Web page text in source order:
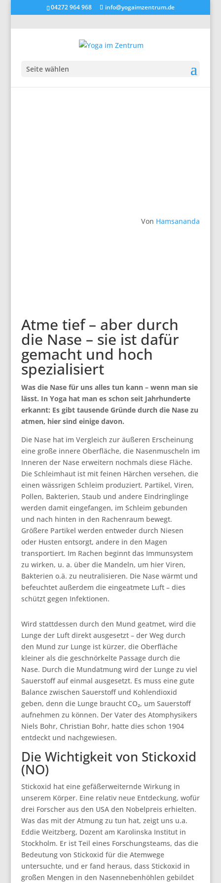
04272 964 968 info@yogaimzentrum.de
Seite wählen
Von Hamsananda
Atme tief – aber durch
die Nase – sie ist dafür
gemacht und hoch
spezialisiert
Was die Nase für uns alles tun kann – wenn man sie
lässt. In Yoga hat man es schon seit Jahrhunderte
erkannt: Es gibt tausende Gründe durch die Nase zu
atmen, hier sind einige davon.
Die Nase hat im Vergleich zur äußeren Erscheinung
eine große innere Oberfläche, die Nasenmuscheln im
Inneren der Nase erweitern nochmals diese Fläche.
Die Schleimhaut ist mit feinen Härchen versehen, die
einen wässrigen Schleim produziert. Partikel, Viren,
Pollen, Bakterien, Staub und andere Eindringlinge
werden damit eingefangen, im Schleim gebunden
und nach hinten in den Rachenraum bewegt.
Größere Partikel werden entweder durch Niesen
oder Husten entsorgt, andere in den Magen
transportiert. Im Rachen beginnt das Immunsystem
zu wirken, u. a. über die Mandeln, um hier Viren,
Bakterien o.ä. zu neutralisieren. Die Nase wärmt und
befeuchtet außerdem die eingeatmete Luft – dies
schützt gegen Infektionen.
Wird stattdessen durch den Mund geatmet, wird die
Lunge der Luft direkt ausgesetzt – der Weg durch
den Mund zur Lunge ist kürzer, die Oberfläche
kleiner als die geschnörkelte Passage durch die
Nase. Durch die Mundatmung wird der Lunge zu viel
Sauerstoff auf einmal ausgesetzt. Es muss eine gute
Balance zwischen Sauerstoff und Kohlendioxid
geben, denn die Lunge braucht CO₂, um Sauerstoff
aufnehmen zu können. Der Vater des Atomphysikers
Niels Bohr, Christian Bohr, hatte dies schon 1904
entdeckt und nachgewiesen.
Die Wichtigkeit von Stickoxid
(NO)
Stickoxid hat eine gefäßerweiternde Wirkung in
unserem Körper. Eine relativ neue Entdeckung, wofür
drei Forscher aus den USA den Nobelpreis erhielten.
Was das mit der Atmung zu tun hat, zeigt uns u.a.
Eddie Weitzberg, Dozent am Karolinska Institut in
Stockholm. Er ist Teil eines Forschungsteams, das die
Bedeutung von Stickoxid für die Atemwege
untersuchte, und er fand heraus, dass Stickoxid in
großen Mengen in den Nasennebenhöhlen gebildet